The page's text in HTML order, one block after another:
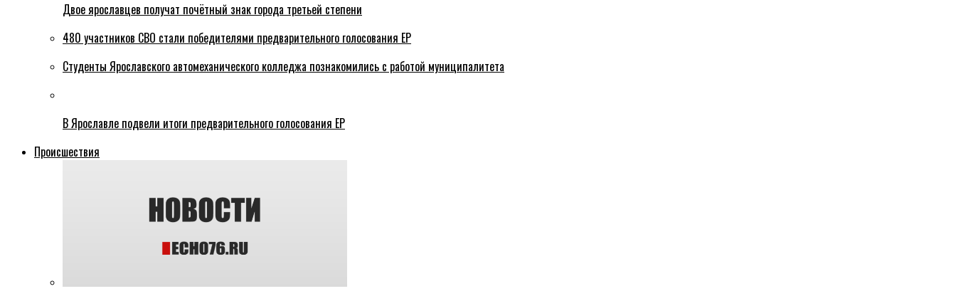
Двое ярославцев получат почётный знак города третьей степени
480 участников СВО стали победителями предварительного голосования ЕР
Студенты Ярославского автомеханического колледжа познакомились с работой муниципалитета
В Ярославле подвели итоги предварительного голосования ЕР
Происшествия